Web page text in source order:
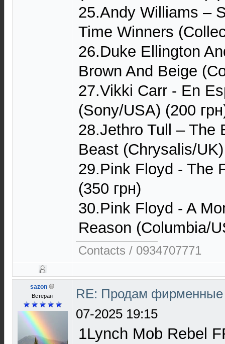
25.Andy Williams –
Time Winners
26.Duke Ellington
Brown And Beige
27.Vikki Carr - En
(Sony/USA) (200
28.Jethro Tull – The
Beast (Chrysalis/
29.Pink Floyd - The
(350 грн)
30.Pink Floyd - A
Reason (Columbia/
Contacts / 0934707771
sazon
Ветеран
RE: Продам фирменные
07-2025 19:15
1Lynch Mob Rebel